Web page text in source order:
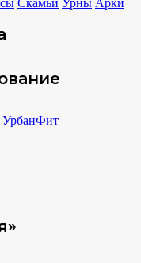
Скамьи Урны Арки
УрбанФит